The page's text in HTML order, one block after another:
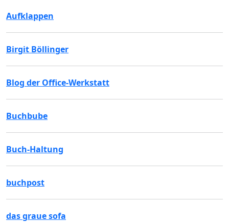
Aufklappen
Birgit Böllinger
Blog der Office-Werkstatt
Buchbube
Buch-Haltung
buchpost
das graue sofa